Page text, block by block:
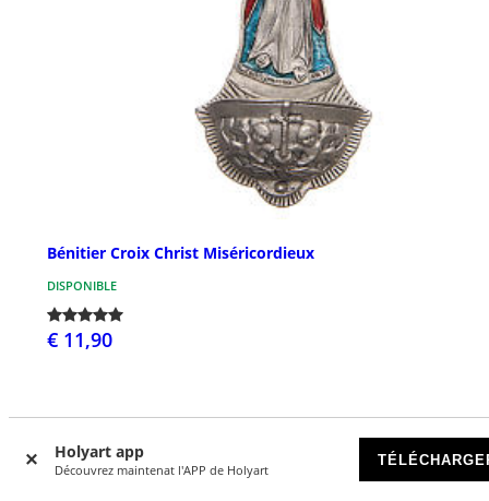
Holyart app
Découvrez maintenat l'APP de Holyart
Bénitier Croix Christ Miséricordieux
DISPONIBLE
€ 11,90